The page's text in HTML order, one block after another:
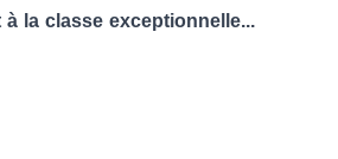
la classe exceptionnelle...